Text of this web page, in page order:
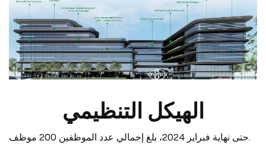
الهيكل التنظيمي
حتى نهاية فبراير 2024، بلغ إجمالي عدد الموظفين 200 موظف.